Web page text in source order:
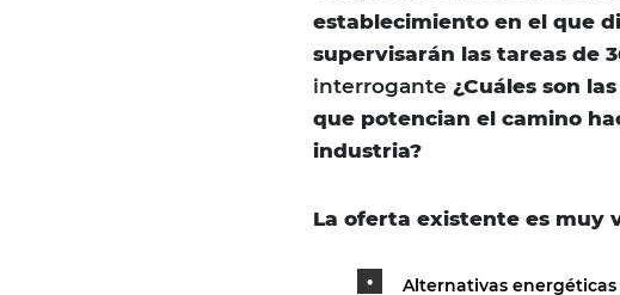
establecimiento en el que
supervisarán las tareas de
interrogante ¿Cuáles son
que potencian el camino
industria?
La oferta existente es muy
Alternativas